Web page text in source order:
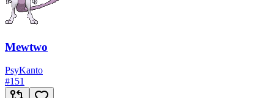
Mewtwo
PsyKanto
#151